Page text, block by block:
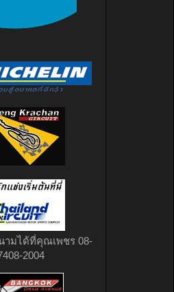
ามได้ที่คุณเพชร 08-
2004